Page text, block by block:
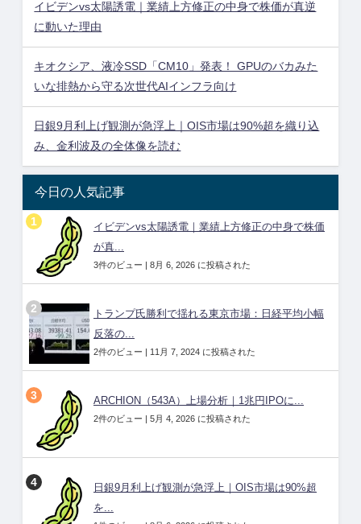
イビデンvs太陽誘電｜業績上方修正の中身で株価が真逆
に動いた理由
キオクシア、液冷SSD「CM10」発表！ GPUのバカみた
いな排熱から守る次世代AIインフラ向け
日銀9月利上げ観測が急浮上｜OIS市場は90%超を織り込
み、金利波及の全体像を読む
今日の人気記事
イビデンvs太陽誘電｜業績上方修正の中身で株価
が真...
3件のビュー | 8月 6, 2026 に投稿された
トランプ氏勝利で揺れる東京市場：日経平均小幅
反落の...
2件のビュー | 11月 7, 2024 に投稿された
ARCHION（543A）上場分析｜1兆円IPOに...
2件のビュー | 5月 4, 2026 に投稿された
日銀9月利上げ観測が急浮上｜OIS市場は90%超
を...